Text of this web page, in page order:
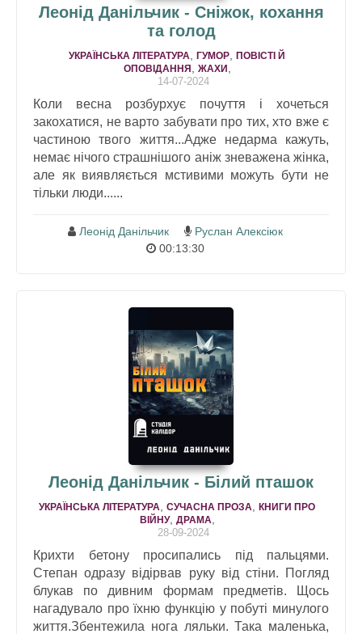
Леонід Данільчик - Сніжок, кохання
та голод
УКРАЇНСЬКА ЛІТЕРАТУРА ГУМОР ПОВІСТІ Й
ОПОВІДАННЯ
ЖАХИ
14-07-2024
Коли весна розбурхує почуття і хочеться
закохатися, не варто забувати про тих, хто вже є
частиною твого життя...Адже недарма кажуть,
немає нічого страшнішого аніж зневажена жінка,
але як виявляється мстивими можуть бути не
тільки люди......
Леонід Данільчик
Руслан Алексіюк
00:13:30
Леонід Данільчик - Білий пташок
УКРАЇНСЬКА ЛІТЕРАТУРА СУЧАСНА ПРОЗА КНИГИ ПРО
ВІЙНУ, ДРАМA
28-09-2024
Крихти бетону просипались під пальцями.
Степан одразу відірвав руку від стіни. Погляд
блукав по дивним формам предметів. Щось
нагадувало про їхню функцію у побуті минулого
життя.Збентежила нога ляльки. Така маленька,